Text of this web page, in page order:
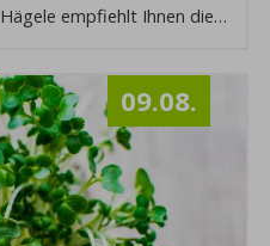
empfiehlt Ihnen die
09.08.